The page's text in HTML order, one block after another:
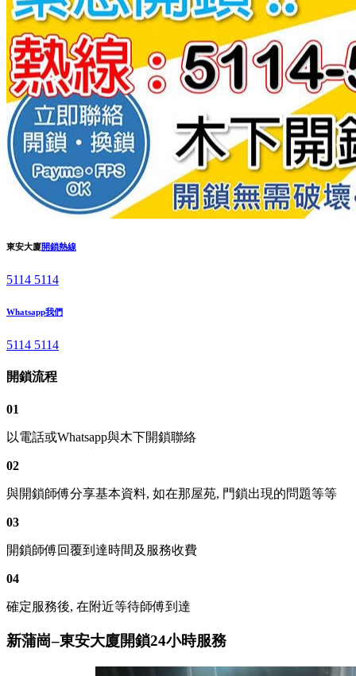
東安大廈開鎖熱線
5114 5114
Whatsapp我們
5114 5114
開鎖流程
01
以電話或Whatsapp與木下開鎖聯絡
02
與開鎖師傅分享基本資料, 如在那屋苑, 門鎖出現的問題等等
03
開鎖師傅回覆到達時間及服務收費
04
確定服務後, 在附近等待師傅到達
新蒲崗–東安大廈開鎖24小時服務